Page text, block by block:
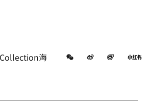
海
微信 微博 飞猪